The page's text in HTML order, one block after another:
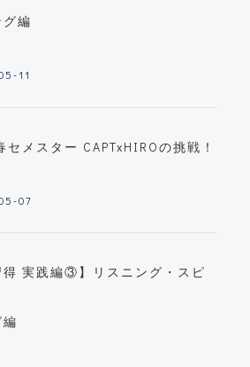
編
11
セメスター CAPTxHIROの挑戦！
07
得 実践編③】リスニング・スピ